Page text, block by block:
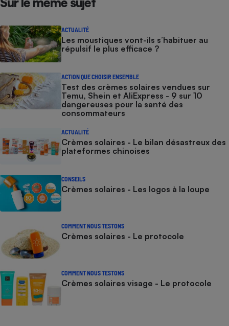
ACTUALITÉ
Les moustiques vont-ils s’habituer au
répulsif le plus efficace ?
ACTION QUE CHOISIR ENSEMBLE
Test des crèmes solaires vendues sur
Temu, Shein et AliExpress - 9 sur 10
dangereuses pour la santé des
consommateurs
ACTUALITÉ
Crèmes solaires - Le bilan désastreux des
plateformes chinoises
CONSEILS
Crèmes solaires - Les logos à la loupe
COMMENT NOUS TESTONS
Crèmes solaires - Le protocole
COMMENT NOUS TESTONS
Crèmes solaires visage - Le protocole